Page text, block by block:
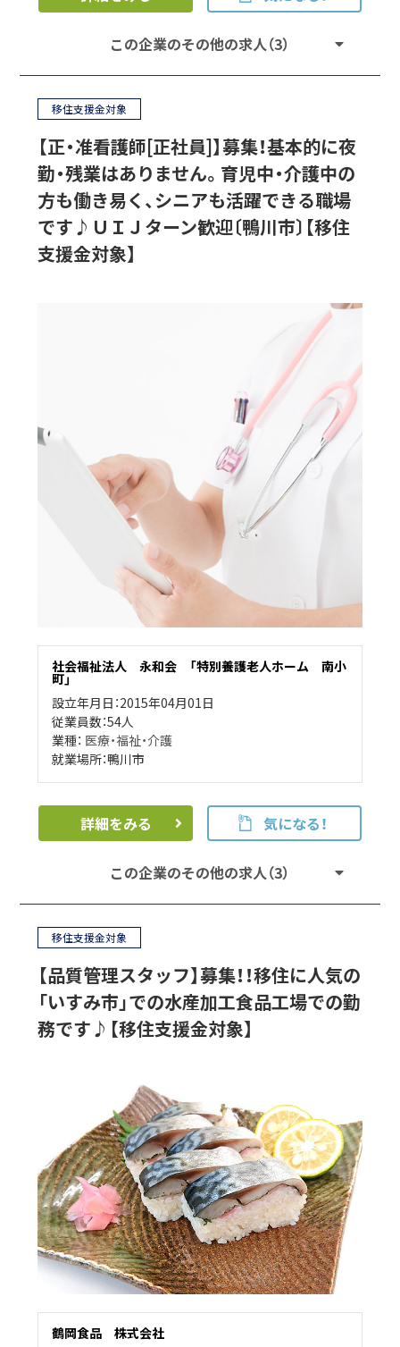
この企業のその他の求人（3）
移住支援金対象
【正・准看護師[正社員]】募集！基本的に夜
勤・残業はありません。育児中・介護中の
方も働き易く、シニアも活躍できる職場
です♪ＵＩＪターン歓迎〔鴨川市〕【移住
支援金対象】
社会福祉法人 永和会 「特別養護老人ホーム 南小
町」
設立年月日：2015年04月01日
従業員数：54人
業種： 医療・福祉・介護
就業場所：鴨川市
詳細をみる 気になる！
この企業のその他の求人（3）
移住支援金対象
【品質管理スタッフ】募集！！移住に人気の
「いすみ市」での水産加工食品工場での勤
務です♪【移住支援金対象】
鶴岡食品 株式会社